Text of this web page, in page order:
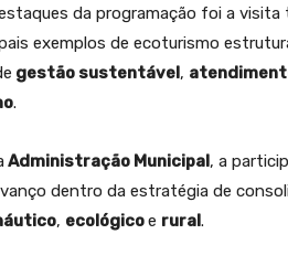
da programação foi a visita
exemplos de ecoturismo
gestão sustentável,
.
Administração Municipal, a
dentro da estratégia de
, ecológicoe rural.